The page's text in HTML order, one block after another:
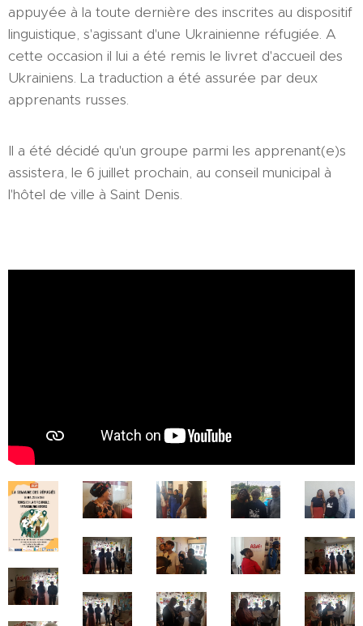
appuyée à la toute dernière des inscrites au dispositif
linguistique, s'agissant d'une Ukrainienne réfugiée. A
cette occasion il lui a été remis le livret d'accueil des
Ukrainiens. La traduction a été assurée par deux
apprenants russes.
Il a été décidé qu'un groupe parmi les apprenant(e)s
assistera, le 6 juillet prochain, au conseil municipal à
l'hôtel de ville à Saint Denis.